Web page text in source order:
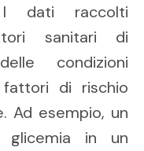
dati raccolti
sanitari di
condizioni
di rischio
Ad esempio, un
glicemia in un